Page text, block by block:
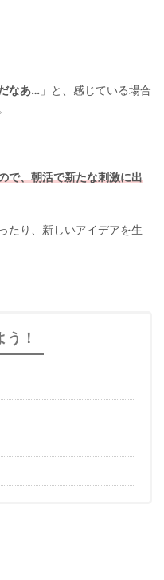
なあ… 」と、感じている場合
で、朝活で新たな刺激に出
たり、新しいアイデアを生
！